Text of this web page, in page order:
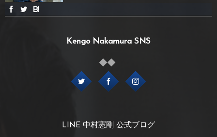
Kengo Nakamura SNS
LINE 中村憲剛 公式ブログ